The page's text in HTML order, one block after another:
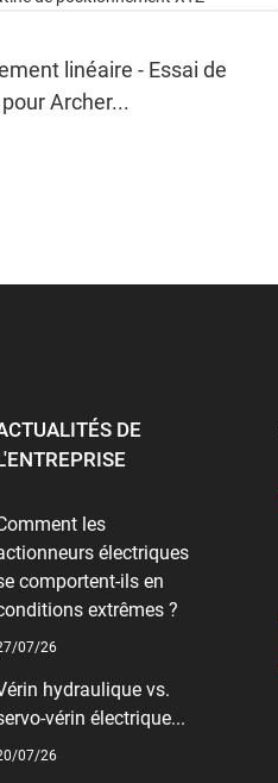
linéaire - Essai de
Archer...
DE
les
électriques
comportent-ils en
extrêmes ?
07/26
hydraulique vs.
vérin électrique...
07/26